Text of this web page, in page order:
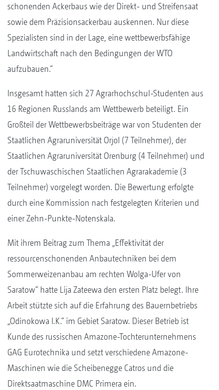
schonenden Ackerbaus wie der Direkt- und Streifensaat
sowie dem Präzisionsackerbau auskennen. Nur diese
Spezialisten sind in der Lage, eine wettbewerbsfähige
Landwirtschaft nach den Bedingungen der WTO
aufzubauen.“
Insgesamt hatten sich 27 Agrarhochschul-Studenten aus
16 Regionen Russlands am Wettbewerb beteiligt. Ein
Großteil der Wettbewerbsbeiträge war von Studenten der
Staatlichen Agraruniversität Orjol (7 Teilnehmer), der
Staatlichen Agraruniversität Orenburg (4 Teilnehmer) und
der Tschuwaschischen Staatlichen Agrarakademie (3
Teilnehmer) vorgelegt worden. Die Bewertung erfolgte
durch eine Kommission nach festgelegten Kriterien und
einer Zehn-Punkte-Notenskala.
Mit ihrem Beitrag zum Thema „Effektivität der
ressourcenschonenden Anbautechniken bei dem
Sommerweizenanbau am rechten Wolga-Ufer von
Saratow“ hatte Lija Zateewa den ersten Platz belegt. Ihre
Arbeit stützte sich auf die Erfahrung des Bauernbetriebs
„Odinokowa I.K.“ im Gebiet Saratow. Dieser Betrieb ist
Kunde des russischen Amazone-Tochterunternehmens
GAG Eurotechnika und setzt verschiedene Amazone-
Maschinen wie die Scheibenegge Catros und die
Direktsaatmaschine DMC Primera ein.